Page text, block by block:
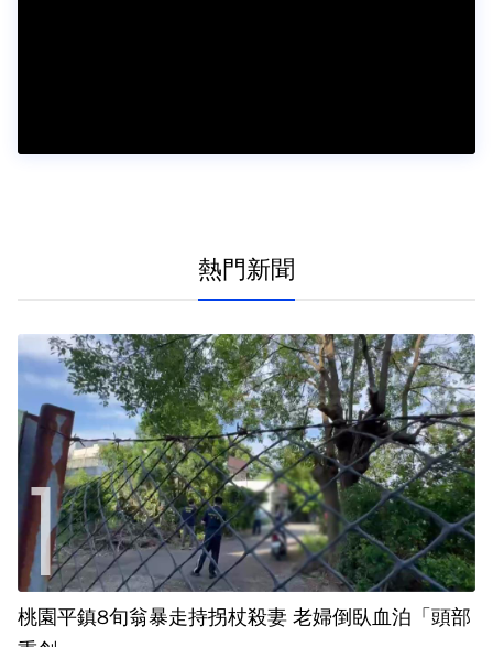
熱門新聞
桃園平鎮8旬翁暴走持拐杖殺妻 老婦倒臥血泊「頭部